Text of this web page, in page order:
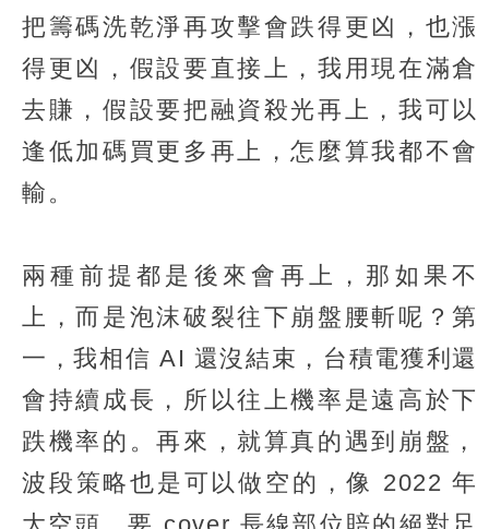
把籌碼洗乾淨再攻擊會跌得更凶，也漲
得更凶，假設要直接上，我用現在滿倉
去賺，假設要把融資殺光再上，我可以
逢低加碼買更多再上，怎麼算我都不會
輸。
兩種前提都是後來會再上，那如果不
上，而是泡沫破裂往下崩盤腰斬呢？第
一，我相信 AI 還沒結束，台積電獲利還
會持續成長，所以往上機率是遠高於下
跌機率的。再來，就算真的遇到崩盤，
波段策略也是可以做空的，像 2022 年